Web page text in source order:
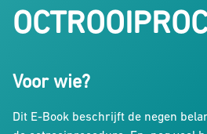
Voor wie?
Dit E-Book beschrijft de negen